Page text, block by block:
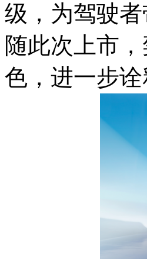
级，为驾驶
随此次上市
色，进一步